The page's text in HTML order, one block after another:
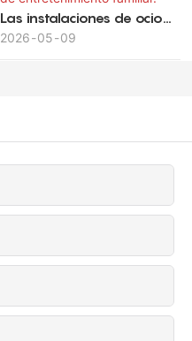
Las instalaciones de ocio
acuático impulsan un
2026 05 09